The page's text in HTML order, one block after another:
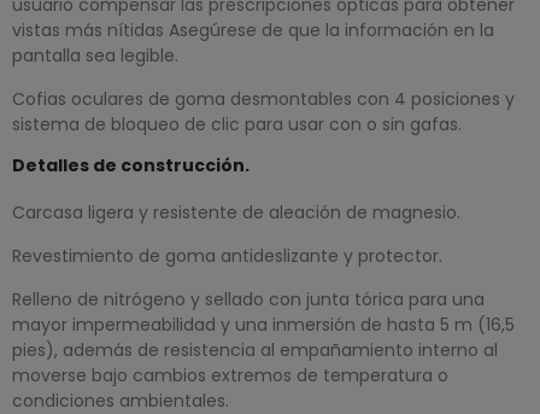
vistas más nítidas Asegúrese de que la información en la
pantalla sea legible.
Cofias oculares de goma desmontables con 4 posiciones y
sistema de bloqueo de clic para usar con o sin gafas.
Detalles de construcción.
Carcasa ligera y resistente de aleación de magnesio.
Revestimiento de goma antideslizante y protector.
Relleno de nitrógeno y sellado con junta tórica para una
mayor impermeabilidad y una inmersión de hasta 5 m (16,5
pies), además de resistencia al empañamiento interno al
moverse bajo cambios extremos de temperatura o
condiciones ambientales.